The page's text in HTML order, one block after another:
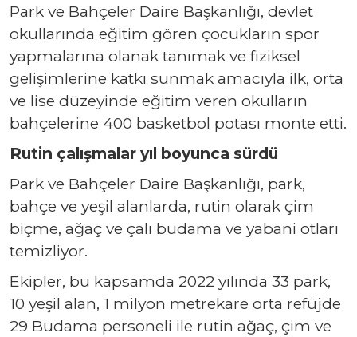
Park ve Bahçeler Daire Başkanlığı, devlet
okullarında eğitim gören çocukların spor
yapmalarına olanak tanımak ve fiziksel
gelişimlerine katkı sunmak amacıyla ilk, orta
ve lise düzeyinde eğitim veren okulların
bahçelerine 400 basketbol potası monte etti.
Rutin çalışmalar yıl boyunca sürdü
Park ve Bahçeler Daire Başkanlığı, park,
bahçe ve yeşil alanlarda, rutin olarak çim
biçme, ağaç ve çalı budama ve yabani otları
temizliyor.
Ekipler, bu kapsamda 2022 yılında 33 park,
10 yeşil alan, 1 milyon metrekare orta refüjde
29 Budama personeli ile rutin ağaç, çim ve